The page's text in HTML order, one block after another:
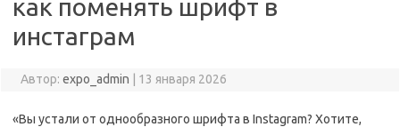
как поменять шрифт в
инстаграм
Автор: expo_admin 13 января 2026
«Вы устали от однообразного шрифта в Instagram? Хотите,